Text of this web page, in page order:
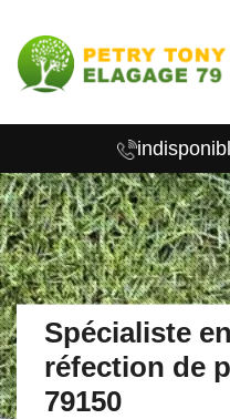
Spécialiste
réfection de
79150